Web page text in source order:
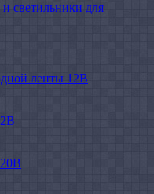
светильники для
ленты 12В